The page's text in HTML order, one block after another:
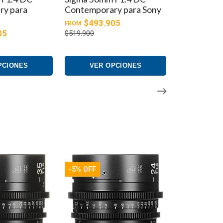
realizan con pintura luminosa para facilitar la
metálica resistente al polvo y al agua. Si desea
de una a otra por un centro de servicio
para Sony
HSM ART
FROM $1.187.405
$1.249.900
VER OPCIONES
-5% OFF